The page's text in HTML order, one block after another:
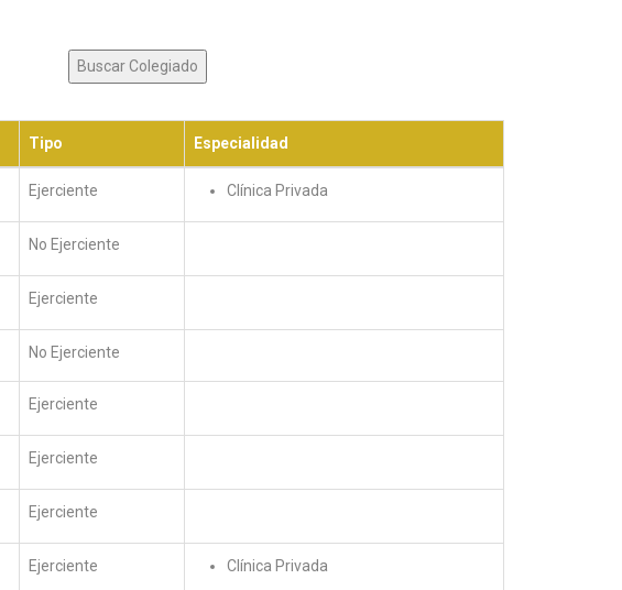
Tipo Especialidad
Ejerciente Clínica Privada
No Ejerciente
Ejerciente
No Ejerciente
Ejerciente
Ejerciente
Ejerciente
Ejerciente Clínica Privada